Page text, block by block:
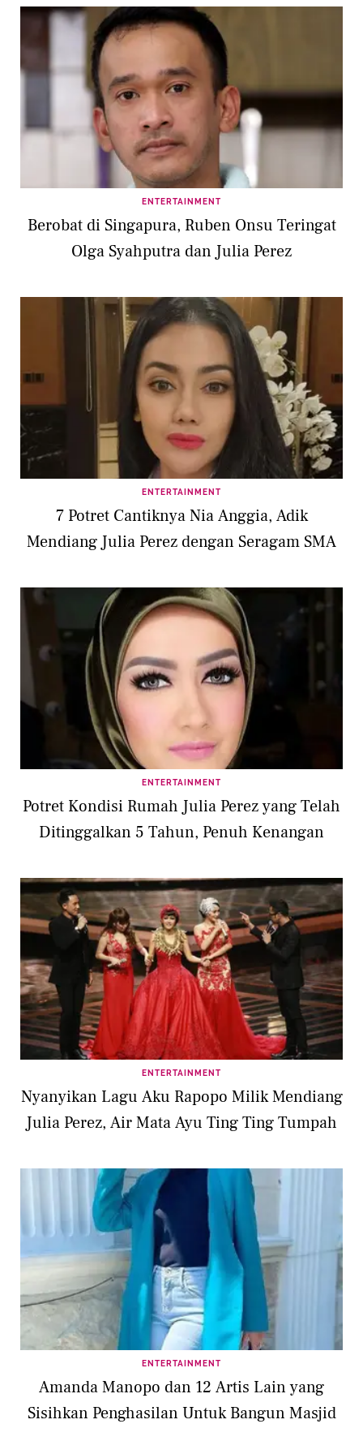
ENTERTAINMENT
Berobat di Singapura, Ruben Onsu Teringat
Olga Syahputra dan Julia Perez
ENTERTAINMENT
7 Potret Cantiknya Nia Anggia, Adik
Mendiang Julia Perez dengan Seragam SMA
ENTERTAINMENT
Potret Kondisi Rumah Julia Perez yang Telah
Ditinggalkan 5 Tahun, Penuh Kenangan
ENTERTAINMENT
Nyanyikan Lagu Aku Rapopo Milik Mendiang
Julia Perez, Air Mata Ayu Ting Ting Tumpah
ENTERTAINMENT
Amanda Manopo dan 12 Artis Lain yang
Sisihkan Penghasilan Untuk Bangun Masjid